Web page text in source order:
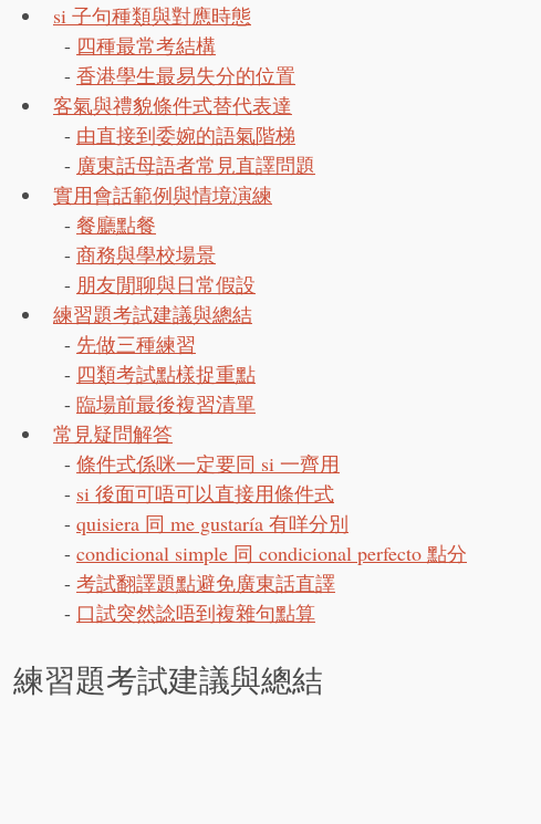
si 子句種類與對應時態
  -
四種最常考結構
  -
香港學生最易失分的位置
客氣與禮貌條件式替代表達
  -
由直接到委婉的語氣階梯
  -
廣東話母語者常見直譯問題
實用會話範例與情境演練
  -
餐廳點餐
  -
商務與學校場景
  -
朋友閒聊與日常假設
練習題考試建議與總結
  -
先做三種練習
  -
四類考試點樣捉重點
  -
臨場前最後複習清單
常見疑問解答
  -
條件式係咪一定要同 si 一齊用
  -
si 後面可唔可以直接用條件式
  -
quisiera 同 me gustaría 有咩分別
  -
condicional simple 同 condicional perfecto 點分
  -
考試翻譯題點避免廣東話直譯
  -
口試突然諗唔到複雜句點算
練習題考試建議與總結